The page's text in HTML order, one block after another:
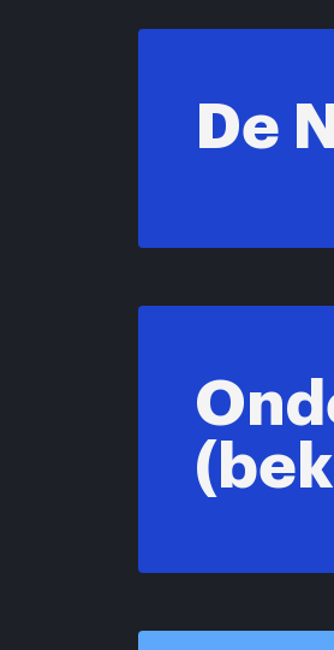
De